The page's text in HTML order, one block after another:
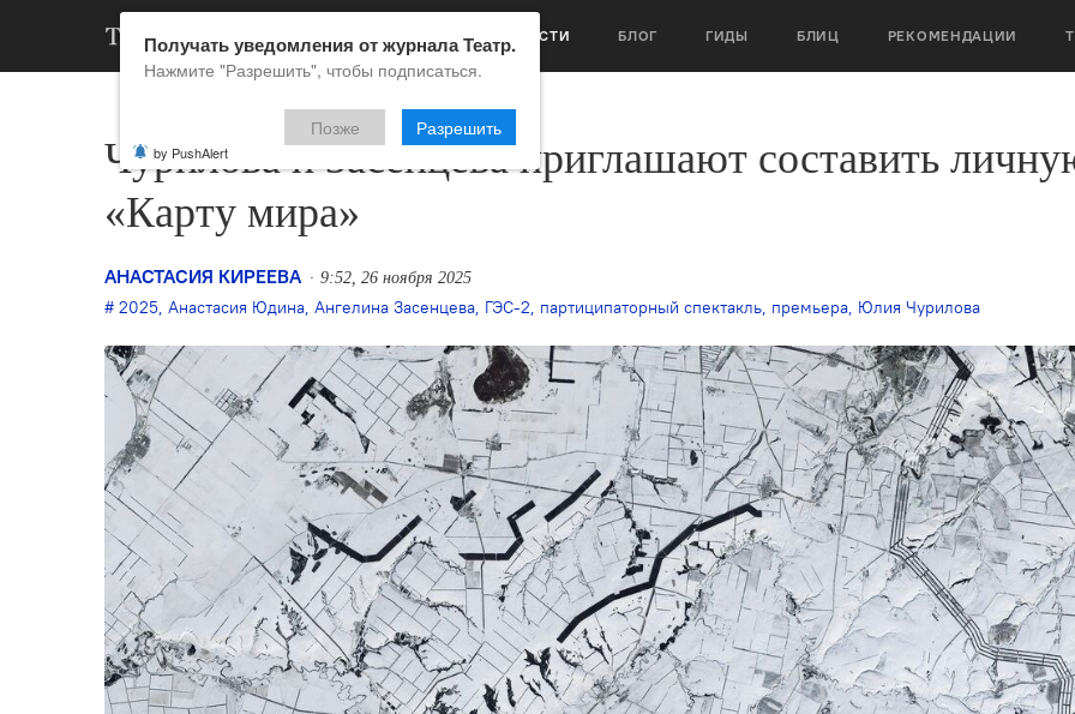
НОВОСТИ БЛОГ ГИДЫ БЛИЦ РЕКОМЕНДАЦИИ
Чурилова и Засенцева приглашают составить
«Карту мира»
АНАСТАСИЯ КИРЕЕВА 9:52, 26 ноября 2025
2025, Анастасия Юдина, Ангелина Засенцева, ГЭС-2, партиципаторный спектакль, премьера, Юлия Чурилова
Получать уведомления от журнала Театр.
Нажмите "Разрешить", чтобы подписаться.
Позже Разрешить
by PushAlert